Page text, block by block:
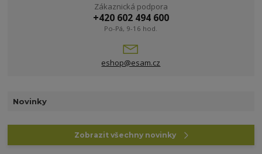
Zákaznická podpora
+420 602 494 600
Po-Pá, 9-16 hod.
eshop@esam.cz
Novinky
Zobrazit všechny novinky